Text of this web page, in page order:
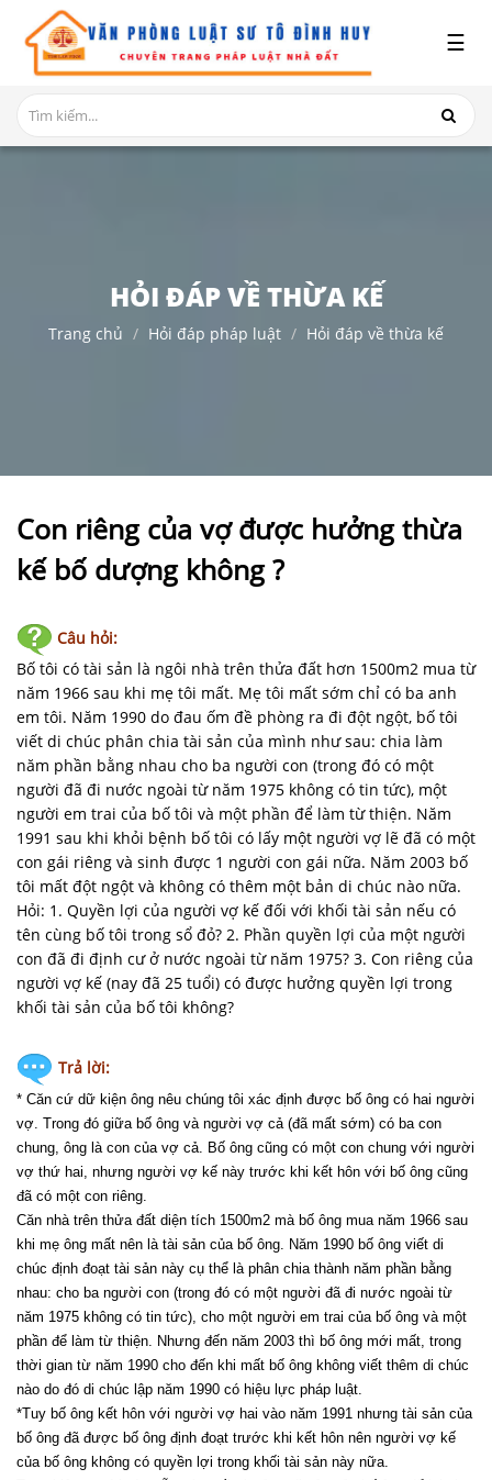
GIỚI
THIỆU
DỊCH
TỤC
ĐẤT
VĂN
-
BIỂU
MẪU
LIÊN
HỆ
☰
HỎI ĐÁP VỀ THỪA KẾ
Trang chủ Hỏi đáp pháp luật Hỏi đáp về thừa kế
Con riêng của vợ được hưởng thừa
kế bố dượng không ?
Câu hỏi:
Bố tôi có tài sản là ngôi nhà trên thửa đất hơn 1500m2 mua từ
năm 1966 sau khi mẹ tôi mất. Mẹ tôi mất sớm chỉ có ba anh
em tôi. Năm 1990 do đau ốm đề phòng ra đi đột ngột, bố tôi
viết di chúc phân chia tài sản của mình như sau: chia làm
năm phần bằng nhau cho ba người con (trong đó có một
người đã đi nước ngoài từ năm 1975 không có tin tức), một
người em trai của bố tôi và một phần để làm từ thiện. Năm
1991 sau khi khỏi bệnh bố tôi có lấy một người vợ lẽ đã có một
con gái riêng và sinh được 1 người con gái nữa. Năm 2003 bố
tôi mất đột ngột và không có thêm một bản di chúc nào nữa.
Hỏi: 1. Quyền lợi của người vợ kế đối với khối tài sản nếu có
tên cùng bố tôi trong sổ đỏ? 2. Phần quyền lợi của một người
con đã đi định cư ở nước ngoài từ năm 1975? 3. Con riêng của
người vợ kế (nay đã 25 tuổi) có được hưởng quyền lợi trong
khối tài sản của bố tôi không?
Trả lời:
* Căn cứ dữ kiện ông nêu chúng tôi xác định được bố ông có hai người
vợ. Trong đó giữa bố ông và người vợ cả (đã mất sớm) có ba con
chung, ông là con của vợ cả. Bố ông cũng có một con chung với người
vợ thứ hai, nhưng người vợ kế này trước khi kết hôn với bố ông cũng
đã có một con riêng.
Căn nhà trên thửa đất diện tích 1500m2 mà bố ông mua năm 1966 sau
khi mẹ ông mất nên là tài sản của bố ông. Năm 1990 bố ông viết di
chúc định đoạt tài sản này cụ thể là phân chia thành năm phần bằng
nhau: cho ba người con (trong đó có một người đã đi nước ngoài từ
năm 1975 không có tin tức), cho một người em trai của bố ông và một
phần để làm từ thiện. Nhưng đến năm 2003 thì bố ông mới mất, trong
thời gian từ năm 1990 cho đến khi mất bố ông không viết thêm di chúc
nào do đó di chúc lập năm 1990 có hiệu lực pháp luật.
*Tuy bố ông kết hôn với người vợ hai vào năm 1991 nhưng tài sản của
bố ông đã được bố ông định đoạt trước khi kết hôn nên người vợ kế
của bố ông không có quyền lợi trong khối tài sản này nữa.